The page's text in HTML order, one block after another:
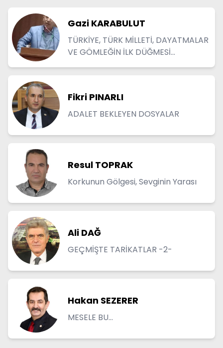
Gazi KARABULUT
TÜRKİYE, TÜRK MİLLETİ, DAYATMALAR
VE GÖMLEĞİN İLK DÜĞMESİ...
Fikri PINARLI
ADALET BEKLEYEN DOSYALAR
Resul TOPRAK
Korkunun Gölgesi, Sevginin Yarası
Ali DAĞ
GEÇMİŞTE TARİKATLAR -2-
Hakan SEZERER
MESELE BU...